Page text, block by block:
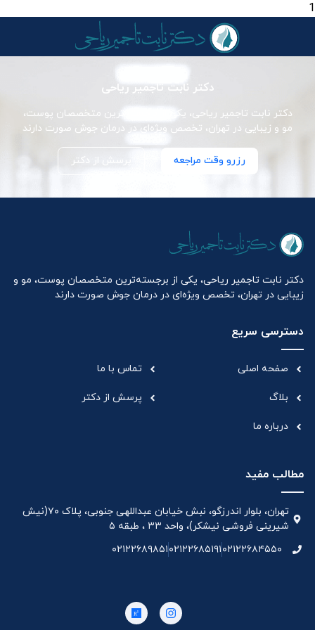
1
دکتر نابت تاجمیر ریاحی
دکتر نابت تاجمیر ریاحی، یکی از برجسته‌ترین متخصصان پوست،
مو و زیبایی در تهران، تخصص ویژه‌ای در درمان جوش صورت دارند
رزرو وقت مراجعه پرسش از دکتر
دکتر نابت تاجمیر ریاحی، یکی از برجسته‌ترین متخصصان پوست، مو و
زیبایی در تهران، تخصص ویژه‌ای در درمان جوش صورت دارند
دسترسی سریع
صفحه اصلی
بلاگ
درباره ما
تماس با ما
پرسش از دکتر
مطالب مفید
تهران، بلوار اندرزگو، نبش خیابان عبداللهی جنوبی، پلاک ۷۰(نیش
شیرینی فروشی نیشکر)، واحد ۳۳ ، طبقه ۵
۰۲۱۲۲۶۸۴۵۵۰۰۲۱۲۲۶۸۵۱۹۱۰۲۱۲۲۶۸۹۸۵۱